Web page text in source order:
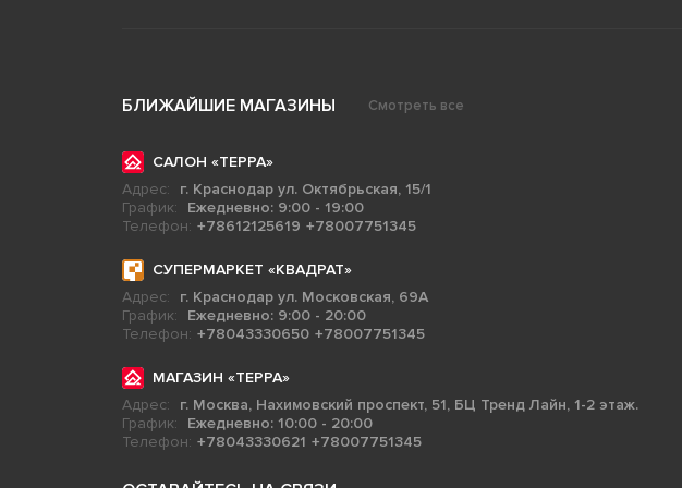
БЛИЖАЙШИЕ МАГАЗИНЫ Смотреть все
САЛОН «ТЕРРА»
Адрес:
г. Краснодар ул. Октябрьская, 15/1
График:
Ежедневно: 9:00 - 19:00
Телефон: +78612125619 +78007751345
СУПЕРМАРКЕТ «КВАДРАТ»
Адрес:
г. Краснодар ул. Московская, 69А
График:
Ежедневно: 9:00 - 20:00
Телефон: +78043330650 +78007751345
МАГАЗИН «ТЕРРА»
Адрес:
г. Москва, Нахимовский проспект, 51, БЦ Тренд Лайн, 1-2 этаж.
График:
Ежедневно: 10:00 - 20:00
Телефон: +78043330621 +78007751345